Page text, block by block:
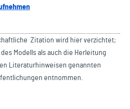
Zitation wird hier verzichtet;
Modells als auch die Herleitung
Literaturhinweisen genannten
entnommen.